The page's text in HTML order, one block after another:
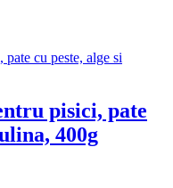
pisici, pate
400g